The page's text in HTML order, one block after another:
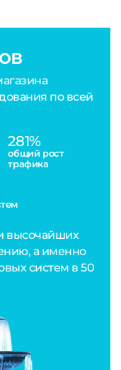
по всей
281%
общий рост
трафика
высочайших
а именно
систем в 50